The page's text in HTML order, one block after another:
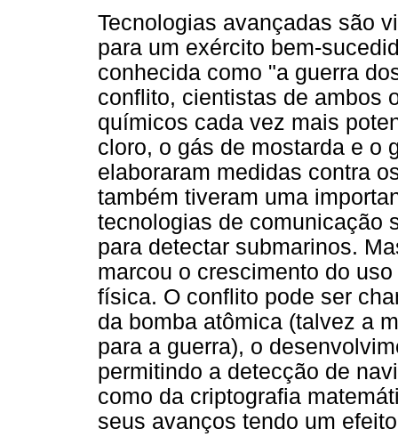
Tecnologias avançadas são
para um exército bem-
conhecida como "a guerra
conflito, cientistas de ambos
químicos cada vez mais
cloro, o gás de mostarda e o
elaboraram medidas contra
também tiveram uma
tecnologias de comunicação
para detectar submarinos.
marcou o crescimento do
física. O conflito pode ser
da bomba atômica (talvez a
para a guerra), o
permitindo a detecção de
como da criptografia
seus avanços tendo um